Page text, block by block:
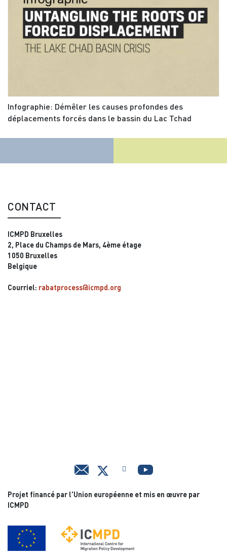
Infographie: Démêler les causes profondes des
déplacements forcés dans le bassin du Lac Tchad
CONTACT
ICMPD Bruxelles
2, Place du Champs de Mars, 4ème étage
1050 Bruxelles
Belgique
Courriel: rabatprocess@icmpd.org
Projet financé par l'Union européenne et mis en œuvre par
ICMPD